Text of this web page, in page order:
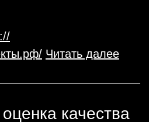
Читать далее
качества